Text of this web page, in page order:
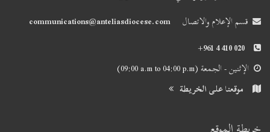
قسم الإعلام والاتصال
communications@anteliasdiocese.com
+961 4 410 020
الإثنين - الجمعة(09:00 a.m to 04:00 p.m)
موقعنا على الخريطة